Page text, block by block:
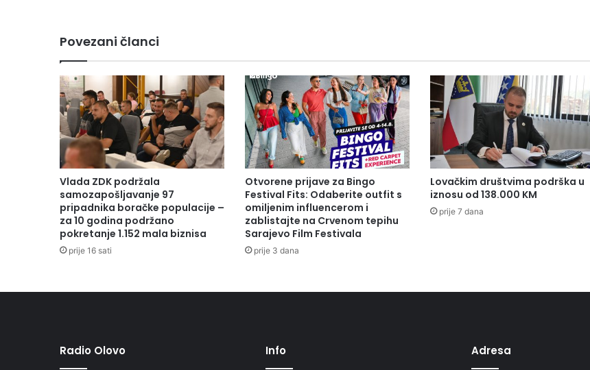
Povezani članci
Vlada ZDK podržala
samozapošljavanje 97
pripadnika boračke populacije –
za 10 godina podržano
pokretanje 1.152 mala biznisa
prije 16 sati
Otvorene prijave za Bingo
Festival Fits: Odaberite outfit s
omiljenim influencerom i
zablistajte na Crvenom tepihu
Sarajevo Film Festivala
prije 3 dana
Lovačkim društvima podrška u
iznosu od 138.000 KM
prije 7 dana
Radio Olovo Info Adresa